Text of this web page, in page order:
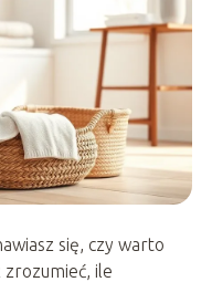
się, czy warto
zrozumieć, ile